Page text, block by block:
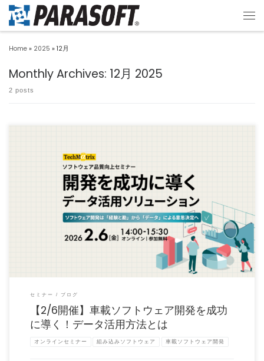
Home » 2025 » 12月
Monthly Archives: 12月 2025
2 posts
セミナーのお申し込みはこちら 2026年2月6日(金) 14:00～15:30開催！ 開発を成功
セミナー ブログ
【2/6開催】車載ソフトウェア開発を成功
に導く！データ活用方法とは
オンラインセミナー 組み込みソフトウェア 車載ソフトウェア開発